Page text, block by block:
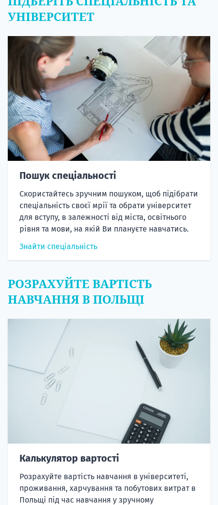
УНІВЕРСИТЕТ
Пошук спеціальності
Скористайтесь зручним пошуком, щоб підібрати
спеціальність своєї мрії та обрати університет
для вступу, в залежності від міста, освітнього
рівня та мови, на якій Ви плануєте навчатись.
Знайти спеціальність
РОЗРАХУЙТЕ ВАРТІСТЬ
НАВЧАННЯ В ПОЛЬЩІ
Калькулятор вартості
Розрахуйте вартість навчання в університеті,
проживання, харчування та побутових витрат в
Польщі під час навчання у зручному